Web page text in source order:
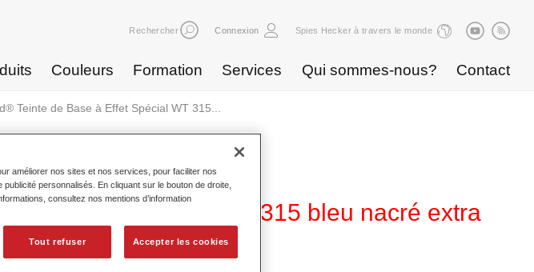
Rechercher Connexion Spies Hecker à travers le monde
Couleurs Formation Services Qui sommes-nous? Contact
Teinte de Base à Effet Spécial WT 315...
à Effet Spécial WT 315 bleu nacré extra
améliorer nos sites et nos services, pour faciliter nos
personnalisés. En cliquant sur le bouton de droite,
consultez nos mentions d’information
Tout refuser Accepter les cookies